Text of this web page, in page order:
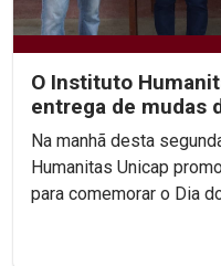
O Instituto
entrega de mudas
destaca
Na manhã desta
Humanitas Unicap
para comemorar o Dia